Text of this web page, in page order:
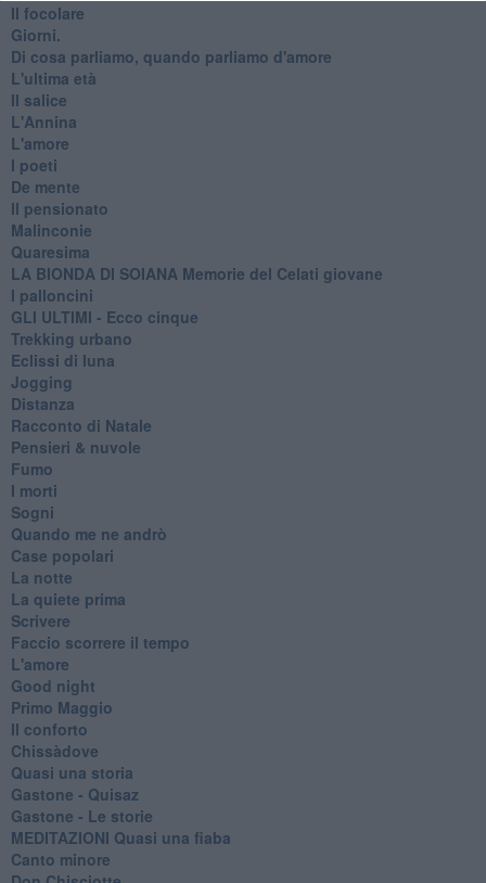
Il focolare
Giorni.
Di cosa parliamo, quando parliamo d'amore
L'ultima età
Il salice
L'Annina
L'amore
I poeti
De mente
Il pensionato
Malinconie
Quaresima
LA BIONDA DI SOIANA Memorie del Celati giovane
I palloncini
GLI ULTIMI - Ecco cinque
Trekking urbano
Eclissi di luna
Jogging
Distanza
Racconto di Natale
Pensieri & nuvole
Fumo
I morti
Sogni
Quando me ne andrò
Case popolari
La notte
La quiete prima
Scrivere
Faccio scorrere il tempo
L'amore
Good night
Primo Maggio
Il conforto
Chissàdove
Quasi una storia
Gastone - Quisaz
Gastone - Le storie
MEDITAZIONI Quasi una fiaba
Canto minore